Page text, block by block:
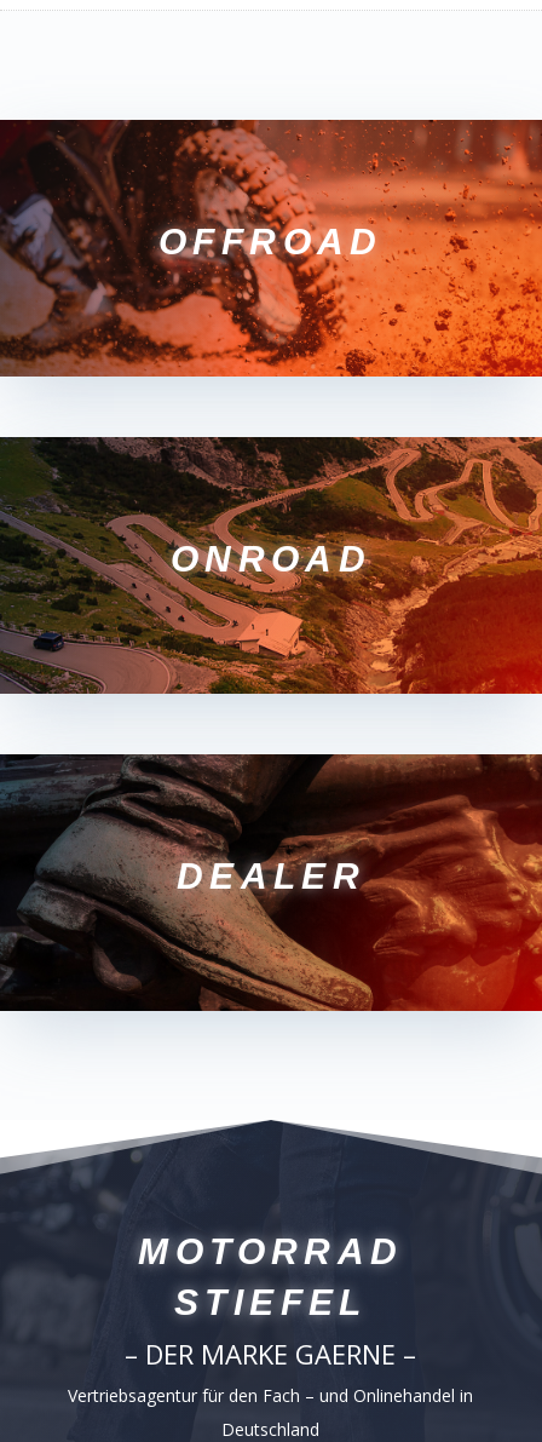
OFFROAD
ONROAD
DEALER
MOTORRAD
STIEFEL
– DER MARKE GAERNE –
Vertriebsagentur für den Fach – und Onlinehandel in
Deutschland